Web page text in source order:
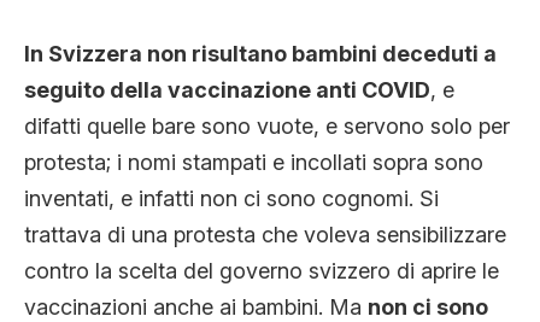
In Svizzera non risultano bambini deceduti a
seguito della vaccinazione anti COVID, e
difatti quelle bare sono vuote, e servono solo per
protesta; i nomi stampati e incollati sopra sono
inventati, e infatti non ci sono cognomi. Si
trattava di una protesta che voleva sensibilizzare
contro la scelta del governo svizzero di aprire le
vaccinazioni anche ai bambini. Ma non ci sono